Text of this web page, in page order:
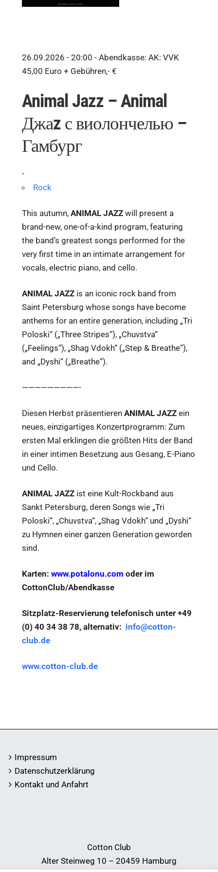
26.09.2026 - 20:00 - Abendkasse: AK: VVK
45,00 Euro + Gebühren,- €
Animal Jazz – Animal
Джаz с виолончелью –
Гамбург
-
Rock
This autumn, ANIMAL JAZZ will present a
brand-new, one-of-a-kind program, featuring
the band’s greatest songs performed for the
very first time in an intimate arrangement for
vocals, electric piano, and cello.
ANIMAL JAZZ is an iconic rock band from
Saint Petersburg whose songs have become
anthems for an entire generation, including „Tri
Poloski“ („Three Stripes“), „Chuvstva“
(„Feelings“), „Shag Vdokh“ („Step & Breathe“),
and „Dyshi“ („Breathe“).
—————————-
Diesen Herbst präsentieren ANIMAL JAZZ ein
neues, einzigartiges Konzertprogramm: Zum
ersten Mal erklingen die größten Hits der Band
in einer intimen Besetzung aus Gesang, E-Piano
und Cello.
ANIMAL JAZZ ist eine Kult-Rockband aus
Sankt Petersburg, deren Songs wie „Tri
Poloski“, „Chuvstva“, „Shag Vdokh“ und „Dyshi“
zu Hymnen einer ganzen Generation geworden
sind.
Karten: www.potalonu.com oder im
CottonClub/Abendkasse
Sitzplatz-Reservierung telefonisch unter +49
(0) 40 34 38 78, alternativ: info@cotton-
club.de
www.cotton-club.de
Impressum
Datenschutzerklärung
Kontakt und Anfahrt
Cotton Club
Alter Steinweg 10 – 20459 Hamburg